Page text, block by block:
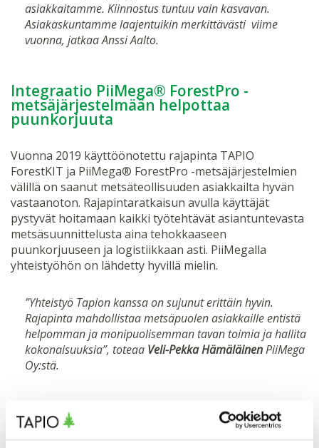
asiakkaitamme. Kiinnostus tuntuu vain kasvavan.
Asiakaskuntamme laajentuikin merkittävästi viime
vuonna, jatkaa Anssi Aalto.
Integraatio PiiMega® ForestPro -
metsäjärjestelmään helpottaa
puunkorjuuta
Vuonna 2019 käyttöönotettu rajapinta TAPIO
ForestKIT ja PiiMega® ForestPro -metsäjärjestelmien
välillä on saanut metsäteollisuuden asiakkailta hyvän
vastaanoton. Rajapintaratkaisun avulla käyttäjät
pystyvät hoitamaan kaikki työtehtävät asiantuntevasta
metsäsuunnittelusta aina tehokkaaseen
puunkorjuuseen ja logistiikkaan asti. PiiMegalla
yhteistyöhön on lähdetty hyvillä mielin.
”Yhteistyö Tapion kanssa on sujunut erittäin hyvin.
Rajapinta mahdollistaa metsäpuolen asiakkaille entistä
helpomman ja monipuolisemman tavan toimia ja hallita
kokonaisuuksia”, toteaa Veli-Pekka HämäläinenPiiMega
Oy:stä.
Käyttäjäpäivät kokosivat
metsäammattilaiset yhteen Oulussa